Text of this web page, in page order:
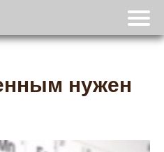
нужен